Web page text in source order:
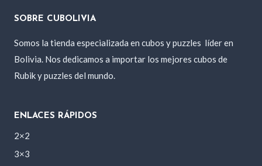
SOBRE CUBOLIVIA
Somos la tienda especializada en cubos y puzzles líder en
Bolivia. Nos dedicamos a importar los mejores cubos de
Rubik y puzzles del mundo.
ENLACES RÁPIDOS
2×2
3×3